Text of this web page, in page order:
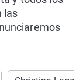
las